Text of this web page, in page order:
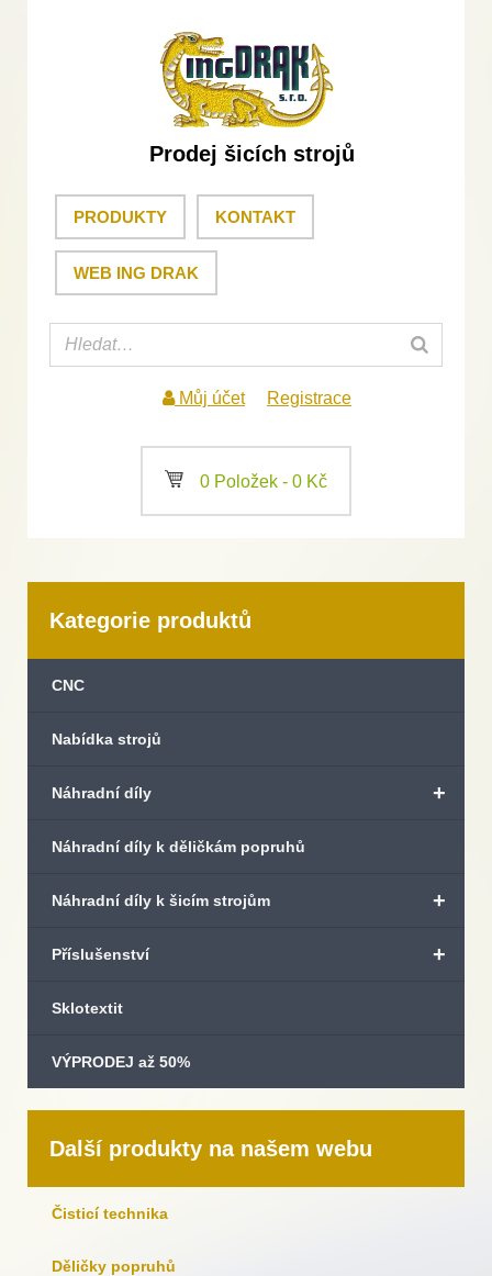
Prodej šicích strojů
PRODUKTY KONTAKT
WEB ING DRAK
Můj účet Registrace
a 0 Položek - 0 Kč
Kategorie produktů
CNC
Nabídka strojů
+
Náhradní díly
Náhradní díly k děličkám popruhů
+
Náhradní díly k šicím strojům
+
Příslušenství
Sklotextit
VÝPRODEJ až 50%
Další produkty na našem webu
Čisticí technika
Děličky popruhů